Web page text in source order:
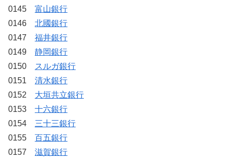
0145 富山銀行
0146 北國銀行
0147 福井銀行
0149 静岡銀行
0150
スルガ銀行
0151 清水銀行
0152 大垣共立銀行
0153 十六銀行
0154 三十三銀行
0155 百五銀行
0157 滋賀銀行